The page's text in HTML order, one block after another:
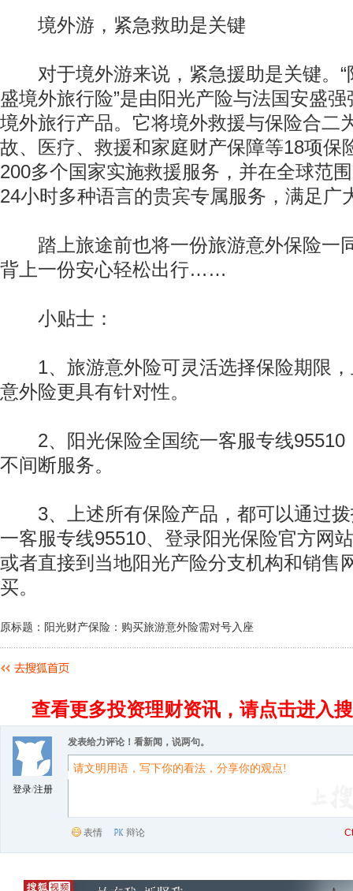
境外游，紧急救助是关键
对于境外游来说，紧急援助是关键。“
盛境外旅行险”是由阳光产险与法国安盛
境外旅行产品。它将境外救援与保险合二
故、医疗、救援和家庭财产保障等18项保
200多个国家实施救援服务，并在全球范
24小时多种语言的贵宾专属服务，满足广
踏上旅途前也将一份旅游意外保险一
背上一份安心轻松出行……
小贴士：
1、旅游意外险可灵活选择保险期限，
意外险更具有针对性。
2、阳光保险全国统一客服专线95510
不间断服务。
3、上述所有保险产品，都可以通过拨
一客服专线95510、登录阳光保险官方网
或者直接到当地阳光产险分支机构和销售
买。
原标题：阳光财产保险：购买旅游意外险需对号入座
查看更多投资理财资讯，请点击进入
登录/注册
发表给力评论！看新闻，说两句。
表情 辩论